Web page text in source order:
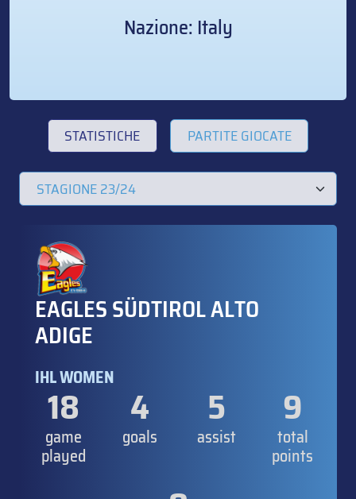
Nazione: Italy
STATISTICHE PARTITE GIOCATE
EAGLES SÜDTIROL ALTO
ADIGE
IHL WOMEN
18
game
played
4
goals
5
assist
9
total
points